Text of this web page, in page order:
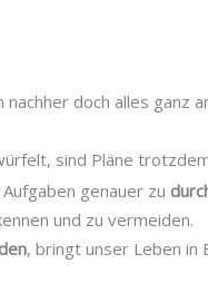
doch alles ganz
sind Pläne
genauer zu
und zu vermeiden.
, bringt unser Leben in